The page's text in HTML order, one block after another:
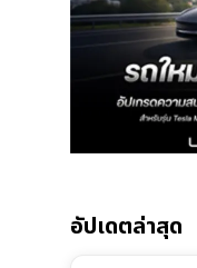
อัปเดตล่าสุด